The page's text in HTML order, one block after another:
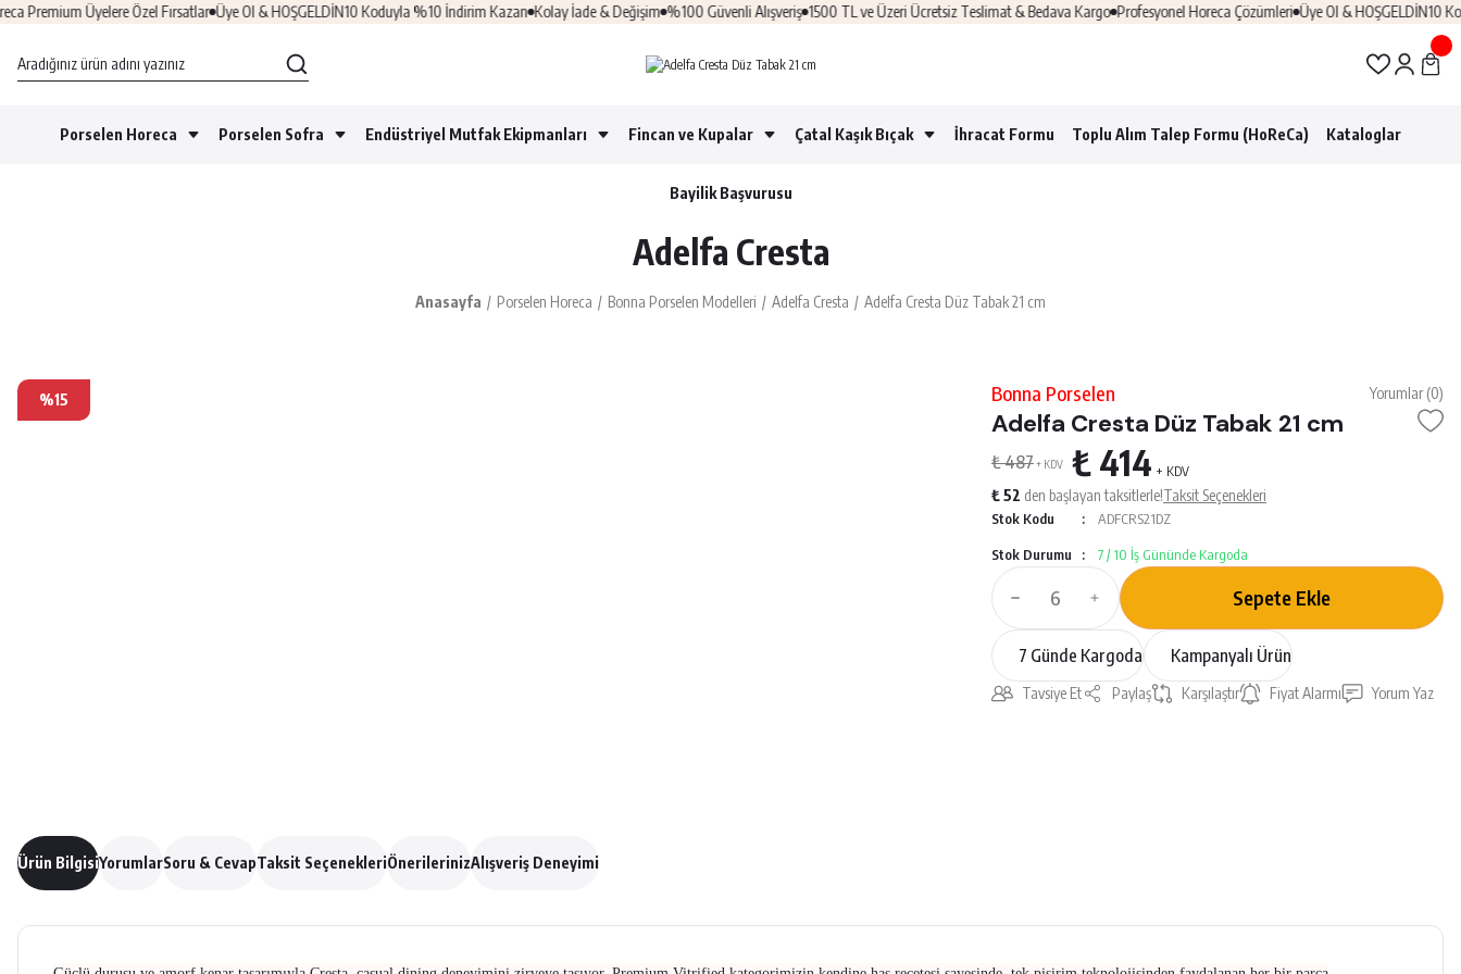
Üyelere Özel Fırsatlar Üye Ol & HOŞGELDİN10 Koduyla %10 İndirim Kazan Kolay İade & Değişim %100 Güvenli Alışveriş 1500 TL ve Üzeri Ücretsiz Teslimat & Bedava Kargo Profesyonel Horeca Çözümleri Üye Ol & HOŞGELDİN10
Porselen Horeca Porselen Sofra Endüstriyel Mutfak Ekipmanları Fincan ve Kupalar Çatal Kaşık Bıçak İhracat Formu Toplu Alım Talep Formu (HoReCa) Kataloglar
Bayilik Başvurusu
Adelfa Cresta
Anasayfa Porselen Horeca Bonna Porselen Modelleri Adelfa Cresta Adelfa Cresta Düz Tabak 21 cm
%15 Bonna Porselen Yorumlar (0)
Adelfa Cresta Düz Tabak 21 cm
₺ 487+ KDV ₺ 414 + KDV
₺ 52 den başlayan taksitlerle!Taksit Seçenekleri
Stok Kodu ADFCRS21DZ
Stok Durumu 7 / 10 İş Gününde Kargoda
Sepete Ekle
7 Günde Kargoda Kampanyalı Ürün
Tavsiye Et Paylaş Karşılaştır Fiyat Alarmı Yorum Yaz
Ürün BilgisiYorumlarSoru & CevapTaksit SeçenekleriÖnerilerinizAlışveriş Deneyimi